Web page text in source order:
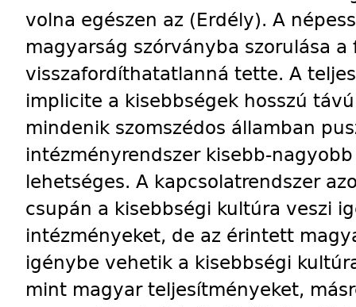
volna egészen az (Erdély). A
magyarság szórványba szorulása
visszafordíthatatlanná tette. A
implicite a kisebbségek hosszú
mindenik szomszédos államban
intézményrendszer kisebb-
lehetséges. A kapcsolatrendszer
csupán a kisebbségi kultúra veszi
intézményeket, de az érintett
igénybe vehetik a kisebbségi
mint magyar teljesítményeket,